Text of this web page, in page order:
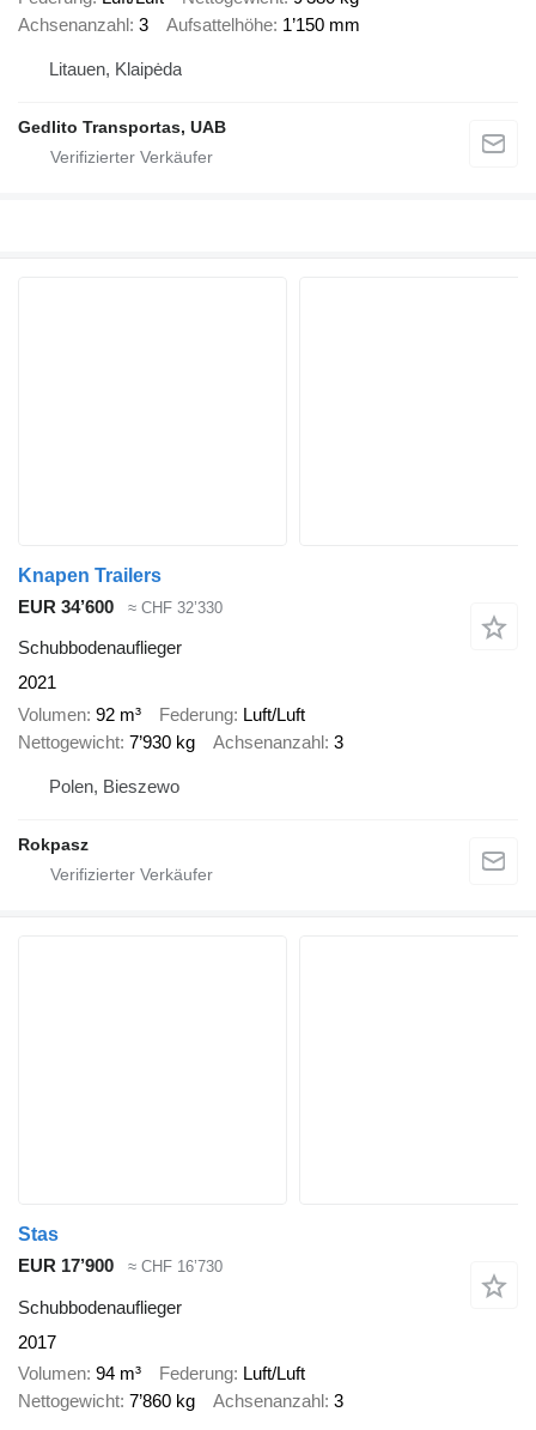
Achsenanzahl 3 Aufsattelhöhe 1’150 mm
Litauen, Klaipėda
Gedlito Transportas, UAB
Knapen Trailers
EUR 34’600
≈ CHF 32’330
Schubbodenauflieger
2021
Volumen 92 m³ Federung Luft/Luft
Nettogewicht 7’930 kg Achsenanzahl 3
Polen, Bieszewo
Rokpasz
Stas
EUR 17’900
≈ CHF 16’730
Schubbodenauflieger
2017
Volumen 94 m³ Federung Luft/Luft
Nettogewicht 7’860 kg Achsenanzahl 3